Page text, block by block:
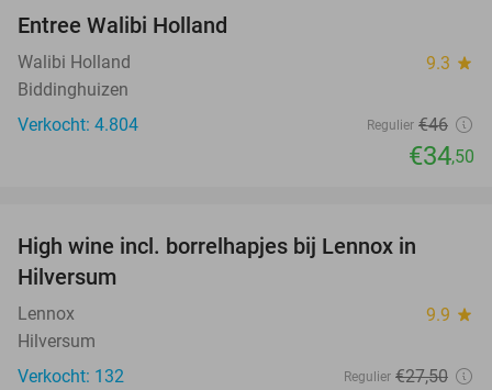
Entree Walibi Holland
Walibi Holland 9.3 star
Biddinghuizen
Verkocht: 4.804
Regulier €46
€34,50
High wine incl. borrelhapjes bij Lennox in
Hilversum
Lennox 9.9 star
Hilversum
Verkocht: 132
Regulier €27,50